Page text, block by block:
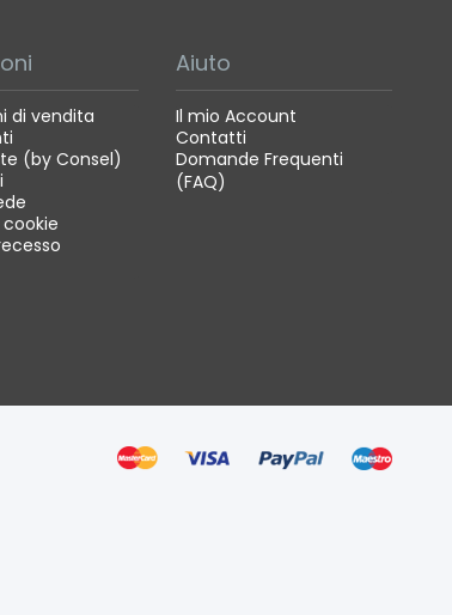
di vendita
(by Consel)
Aiuto
Il mio Account
Contatti
Domande Frequenti
(FAQ)